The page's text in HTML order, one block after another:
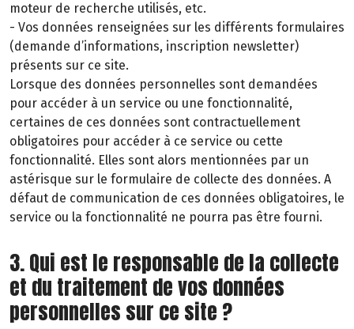
moteur de recherche utilisés, etc.
- Vos données renseignées sur les différents formulaires
(demande d’informations, inscription newsletter)
présents sur ce site.
Lorsque des données personnelles sont demandées
pour accéder à un service ou une fonctionnalité,
certaines de ces données sont contractuellement
obligatoires pour accéder à ce service ou cette
fonctionnalité. Elles sont alors mentionnées par un
astérisque sur le formulaire de collecte des données. A
défaut de communication de ces données obligatoires, le
service ou la fonctionnalité ne pourra pas être fourni.
3. Qui est le responsable de la collecte
et du traitement de vos données
personnelles sur ce site ?